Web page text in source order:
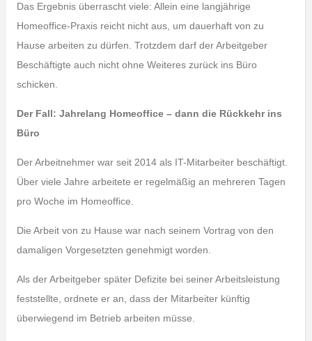
Das Ergebnis überrascht viele: Allein eine langjährige
Homeoffice-Praxis reicht nicht aus, um dauerhaft von zu
Hause arbeiten zu dürfen. Trotzdem darf der Arbeitgeber
Beschäftigte auch nicht ohne Weiteres zurück ins Büro
schicken.
Der Fall: Jahrelang Homeoffice – dann die Rückkehr ins
Büro
Der Arbeitnehmer war seit 2014 als IT-Mitarbeiter beschäftigt.
Über viele Jahre arbeitete er regelmäßig an mehreren Tagen
pro Woche im Homeoffice.
Die Arbeit von zu Hause war nach seinem Vortrag von den
damaligen Vorgesetzten genehmigt worden.
Als der Arbeitgeber später Defizite bei seiner Arbeitsleistung
feststellte, ordnete er an, dass der Mitarbeiter künftig
überwiegend im Betrieb arbeiten müsse.